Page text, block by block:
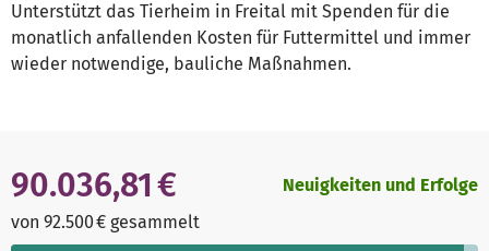
Unterstützt das Tierheim in Freital mit Spenden für die
monatlich anfallenden Kosten für Futtermittel und immer
wieder notwendige, bauliche Maßnahmen.
90.036,81 €
von 92.500 € gesammelt
Neuigkeiten und Erfolge